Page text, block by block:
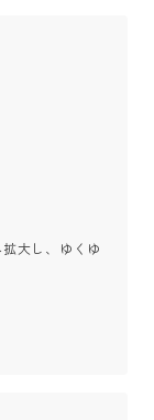
大し、ゆくゆ